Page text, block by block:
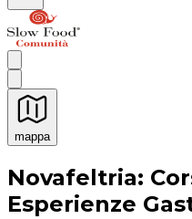
mappa
Esperienze culinarie
Novafeltria:
Esperienze